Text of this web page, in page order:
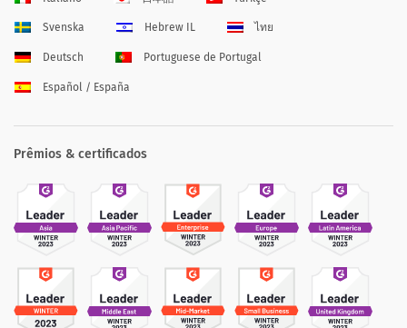
Svenska Hebrew IL ไทย
Deutsch Portuguese de Portugal
Español / España
Prêmios & certificados